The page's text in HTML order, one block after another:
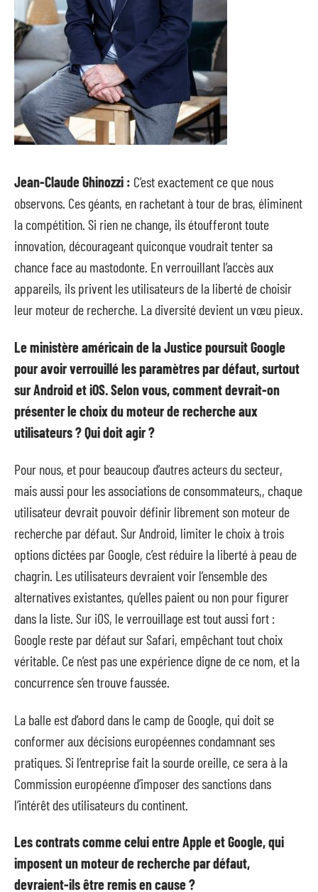
Jean-Claude Ghinozzi : C’est exactement ce que nous
observons. Ces géants, en rachetant à tour de bras, éliminent
la compétition. Si rien ne change, ils étoufferont toute
innovation, décourageant quiconque voudrait tenter sa
chance face au mastodonte. En verrouillant l’accès aux
appareils, ils privent les utilisateurs de la liberté de choisir
leur moteur de recherche. La diversité devient un vœu pieux.
Le ministère américain de la Justice poursuit Google
pour avoir verrouillé les paramètres par défaut, surtout
sur Android et iOS. Selon vous, comment devrait-on
présenter le choix du moteur de recherche aux
utilisateurs ? Qui doit agir ?
Pour nous, et pour beaucoup d’autres acteurs du secteur,
mais aussi pour les associations de consommateurs,, chaque
utilisateur devrait pouvoir définir librement son moteur de
recherche par défaut. Sur Android, limiter le choix à trois
options dictées par Google, c’est réduire la liberté à peau de
chagrin. Les utilisateurs devraient voir l’ensemble des
alternatives existantes, qu’elles paient ou non pour figurer
dans la liste. Sur iOS, le verrouillage est tout aussi fort :
Google reste par défaut sur Safari, empêchant tout choix
véritable. Ce n’est pas une expérience digne de ce nom, et la
concurrence s’en trouve faussée.
La balle est d’abord dans le camp de Google, qui doit se
conformer aux décisions européennes condamnant ses
pratiques. Si l’entreprise fait la sourde oreille, ce sera à la
Commission européenne d’imposer des sanctions dans
l’intérêt des utilisateurs du continent.
Les contrats comme celui entre Apple et Google, qui
imposent un moteur de recherche par défaut,
devraient-ils être remis en cause ?